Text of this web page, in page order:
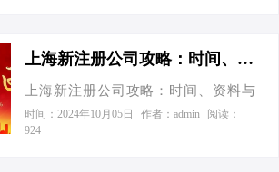
松解决地址难题，还能顺利银行开
户。 股东信息：包括法人身份证、股
东身份证（如有合伙人）。 注册资
本：虽然现在实行认缴制，但根据业
这可怎么办？”我笑了笑，安慰道：“张
际大都市和经济中心，注册公司的优
惠政策多着呢，就算没有实际地址也
上海新注册公司攻略：时间、资料与节税秘籍，一文全掌握！-在上海新注册公司需要多久？需要哪些资料
上海新注册公司攻略：时间、资料与
节税秘籍，一文全掌握！ 今天接到一
个老板电话，张总紧张地说：“老王
时间：2024年10月05日 作者：admin
阅读：
924